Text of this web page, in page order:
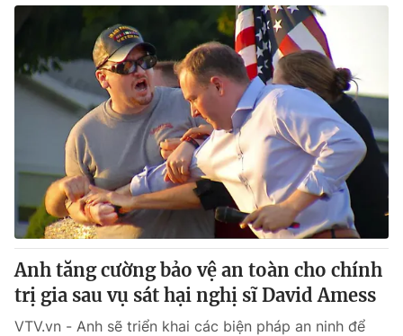
Theo dõi báo trên
Cơ quan chủ quản:
Đài Truyền hình Việt Nam
Cơ quan báo chí:Thời báo VTV
Giấy phép hoạt động báo in và báo điện tử số 483/GP-BTTTT
cấp ngày 29/12/2023
Tổng Biên tập:
Phó Tổng Biên tập: Nguyễn Thị Mỹ Hạnh, Phạm Quốc Thắng,
Nguyễn Trọng Ninh
Tổng đài VTV:024.38 355 931 - 024.38 355 932
Anh tăng cường bảo vệ an toàn cho chính
trị gia sau vụ sát hại nghị sĩ David Amess
VTV.vn - Anh sẽ triển khai các biện pháp an ninh để